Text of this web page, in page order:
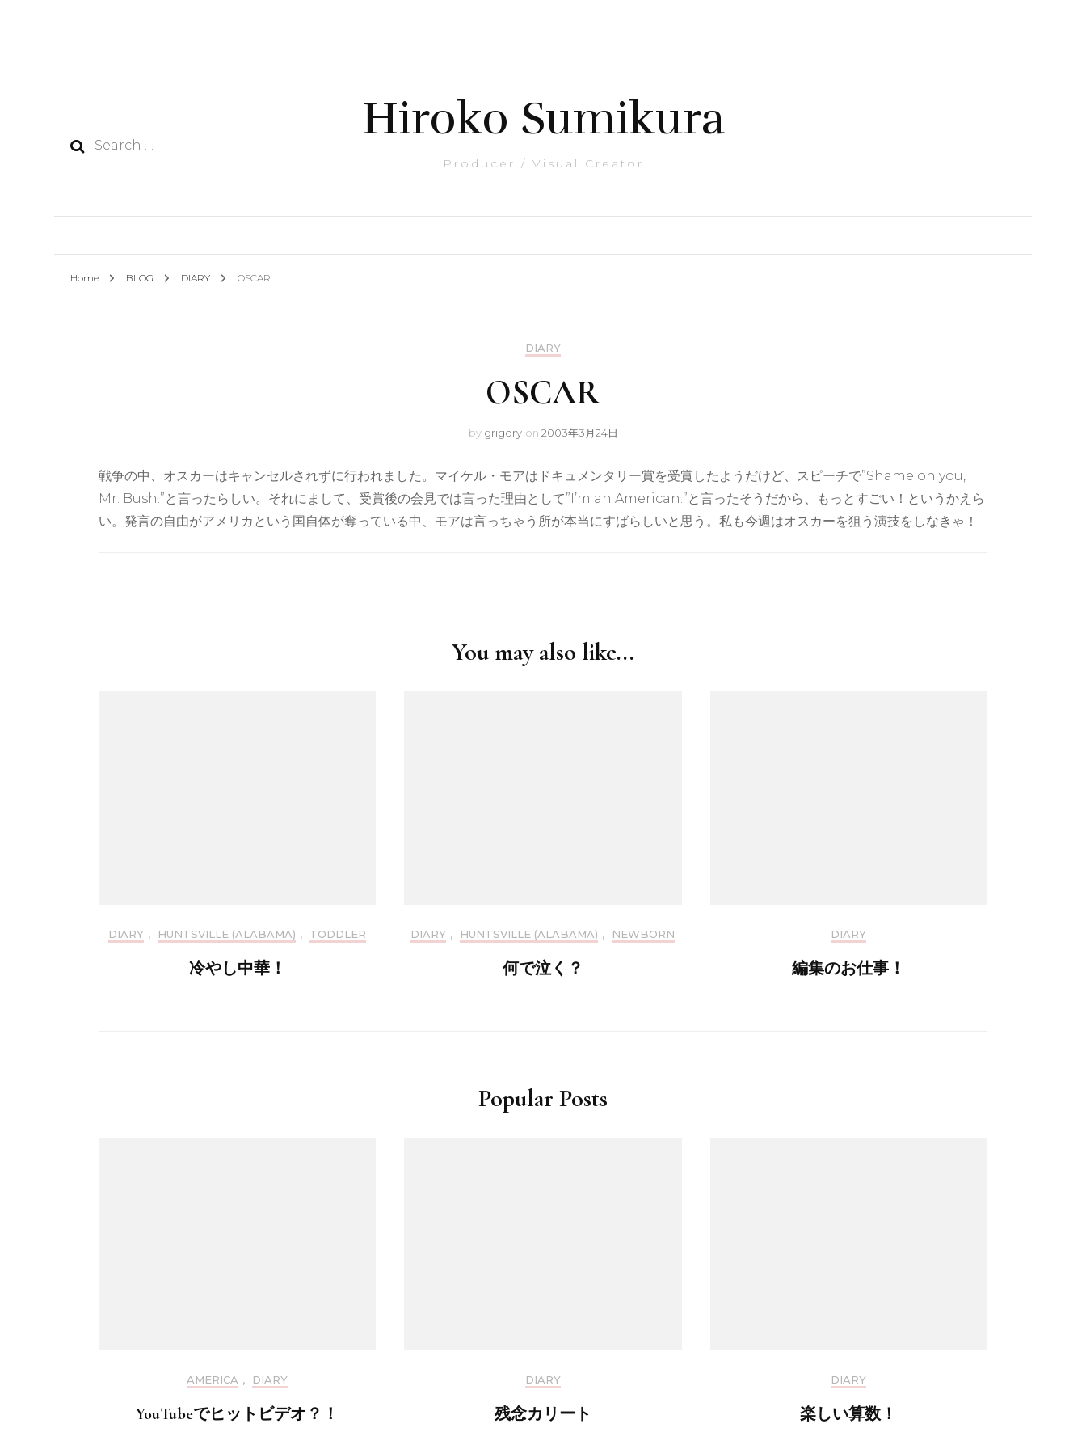
Search
Hiroko Sumikura
Producer / Visual Creator
Home BLOG DIARY OSCAR
DIARY
OSCAR
by grigory on 2003年3月24日
戦争の中、オスカーはキャンセルされずに行われました。マイケル・モアはドキュメンタリー賞を受賞したようだけど、スピーチで”Shame on you,
Mr. Bush.”と言ったらしい。それにまして、受賞後の会見では言った理由として”I’m an American.”と言ったそうだから、もっとすごい！というかえら
い。発言の自由がアメリカという国自体が奪っている中、モアは言っちゃう所が本当にすばらしいと思う。私も今週はオスカーを狙う演技をしなきゃ！
You may also like...
DIARY , HUNTSVILLE (ALABAMA) , TODDLER
冷やし中華！
DIARY , HUNTSVILLE (ALABAMA) , NEWBORN
何で泣く？
DIARY
編集のお仕事！
Popular Posts
AMERICA , DIARY
YouTubeでヒットビデオ？！
DIARY
残念カリート
DIARY
楽しい算数！